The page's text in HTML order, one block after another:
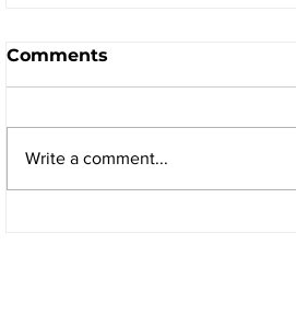
Comments
Write a comment...